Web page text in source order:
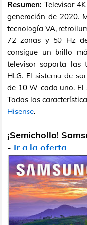
Resumen: Televisor
generación de 2020.
tecnología VA,
72 zonas y 50 Hz
consigue un brillo
televisor soporta las
HLG. El sistema de
de 10 W cada uno. El
Todas las
Hisense.
¡Semichollo!
- Ir a la oferta